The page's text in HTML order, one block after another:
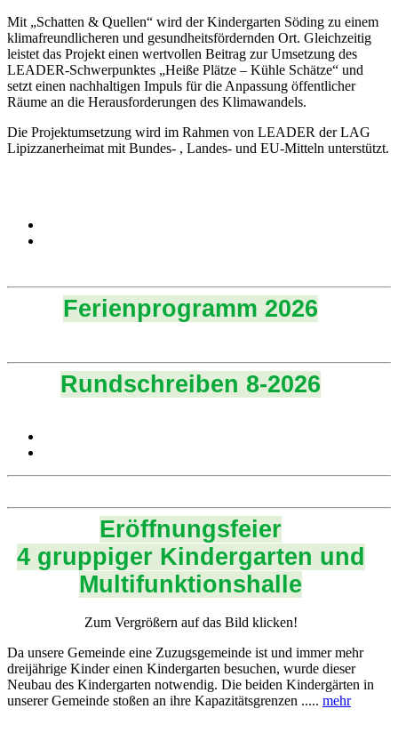
Mit „Schatten & Quellen“ wird der Kindergarten Söding zu einem
klimafreundlicheren und gesundheitsfördernden Ort. Gleichzeitig
leistet das Projekt einen wertvollen Beitrag zur Umsetzung des
LEADER-Schwerpunktes „Heiße Plätze – Kühle Schätze“ und
setzt einen nachhaltigen Impuls für die Anpassung öffentlicher
Räume an die Herausforderungen des Klimawandels.
Die Projektumsetzung wird im Rahmen von LEADER der LAG
Lipizzanerheimat mit Bundes- , Landes- und EU-Mitteln unterstützt.
Ferienprogramm 2026
Rundschreiben 8-2026
Eröffnungsfeier
4 gruppiger Kindergarten und
Multifunktionshalle
Zum Vergrößern auf das Bild klicken!
Da unsere Gemeinde eine Zuzugsgemeinde ist und immer mehr
dreijährige Kinder einen Kindergarten besuchen, wurde dieser
Neubau des Kindergarten notwendig. Die beiden Kindergärten in
unserer Gemeinde stoßen an ihre Kapazitätsgrenzen ..... mehr